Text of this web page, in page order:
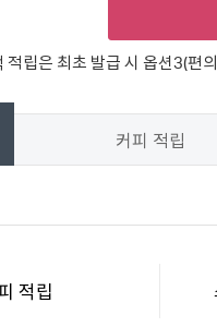
립은 최초 발급 시 옵션3(편
커피 적립
적립